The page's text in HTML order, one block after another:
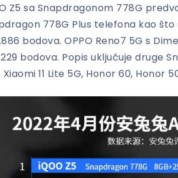
Z5 sa Snapdragonom 778G
778G Plus telefona kao što
bodova. OPPO Reno7 5G s
bodova. Popis uključuje druge
Xiaomi 11 Lite 5G, Honor 60, Honor